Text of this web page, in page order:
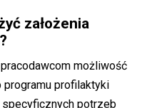
założenia
możliwość
profilaktyki
potrzeb